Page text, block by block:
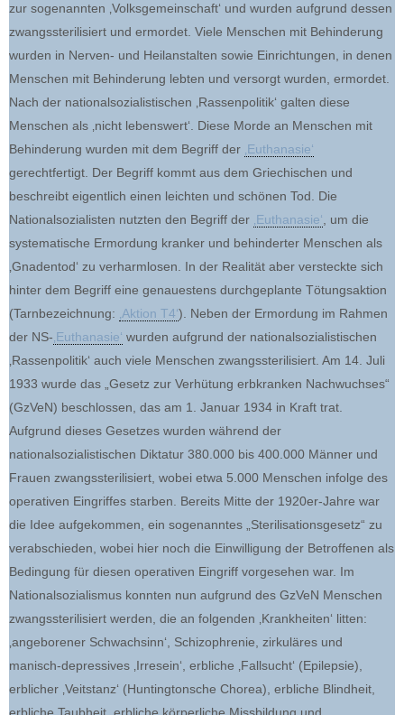
zur sogenannten ‚Volksgemeinschaft‘ und wurden aufgrund dessen
zwangssterilisiert und ermordet. Viele Menschen mit Behinderung
wurden in Nerven- und Heilanstalten sowie Einrichtungen, in denen
Menschen mit Behinderung lebten und versorgt wurden, ermordet.
Nach der nationalsozialistischen ‚Rassenpolitik‘ galten diese
Menschen als ‚nicht lebenswert‘. Diese Morde an Menschen mit
Behinderung wurden mit dem Begriff der ‚Euthanasie‘
gerechtfertigt. Der Begriff kommt aus dem Griechischen und
beschreibt eigentlich einen leichten und schönen Tod. Die
Nationalsozialisten nutzten den Begriff der ‚Euthanasie‘, um die
systematische Ermordung kranker und behinderter Menschen als
‚Gnadentod‘ zu verharmlosen. In der Realität aber versteckte sich
hinter dem Begriff eine genauestens durchgeplante Tötungsaktion
(Tarnbezeichnung: ‚Aktion T4‘). Neben der Ermordung im Rahmen
der NS-‚Euthanasie‘ wurden aufgrund der nationalsozialistischen
‚Rassenpolitik‘ auch viele Menschen zwangssterilisiert. Am 14. Juli
1933 wurde das „Gesetz zur Verhütung erbkranken Nachwuchses“
(GzVeN) beschlossen, das am 1. Januar 1934 in Kraft trat.
Aufgrund dieses Gesetzes wurden während der
nationalsozialistischen Diktatur 380.000 bis 400.000 Männer und
Frauen zwangssterilisiert, wobei etwa 5.000 Menschen infolge des
operativen Eingriffes starben. Bereits Mitte der 1920er-Jahre war
die Idee aufgekommen, ein sogenanntes „Sterilisationsgesetz“ zu
verabschieden, wobei hier noch die Einwilligung der Betroffenen als
Bedingung für diesen operativen Eingriff vorgesehen war. Im
Nationalsozialismus konnten nun aufgrund des GzVeN Menschen
zwangssterilisiert werden, die an folgenden ‚Krankheiten‘ litten:
‚angeborener Schwachsinn‘, Schizophrenie, zirkuläres und
manisch-depressives ‚Irresein‘, erbliche ‚Fallsucht‘ (Epilepsie),
erblicher ‚Veitstanz‘ (Huntingtonsche Chorea), erbliche Blindheit,